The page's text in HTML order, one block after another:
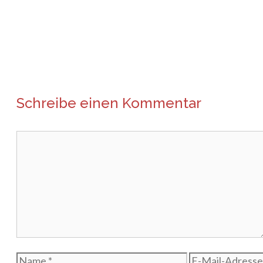
Schreibe einen Kommentar
Name
E-